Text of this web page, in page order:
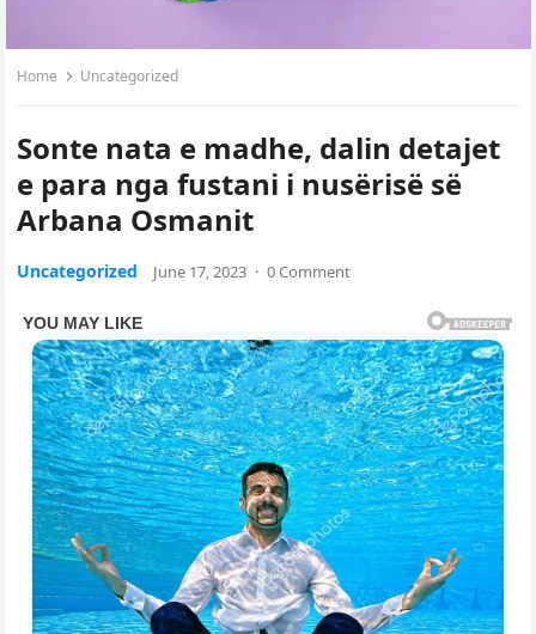
Home Uncategorized
Sonte nata e madhe, dalin detajet
e para nga fustani i nusërisë së
Arbana Osmanit
Uncategorized June 17, 2023 · 0 Comment